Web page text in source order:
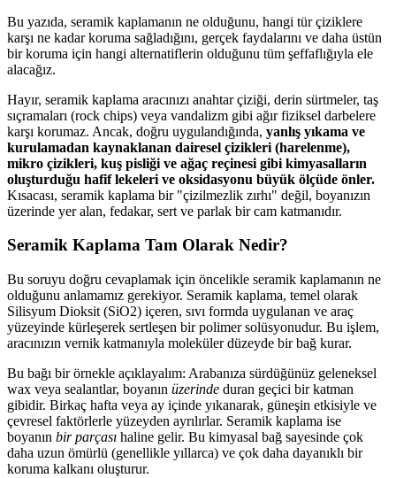
Bu yazıda, seramik kaplamanın ne olduğunu, hangi tür çiziklere
karşı ne kadar koruma sağladığını, gerçek faydalarını ve daha üstün
bir koruma için hangi alternatiflerin olduğunu tüm şeffaflığıyla ele
alacağız.
Hayır, seramik kaplama aracınızı anahtar çiziği, derin sürtmeler, taş
sıçramaları (rock chips) veya vandalizm gibi ağır fiziksel darbelere
karşı korumaz. Ancak, doğru uygulandığında, yanlış yıkama ve
kurulamadan kaynaklanan dairesel çizikleri (harelenme),
mikro çizikleri, kuş pisliği ve ağaç reçinesi gibi kimyasalların
oluşturduğu hafif lekeleri ve oksidasyonu büyük ölçüde önler.
Kısacası, seramik kaplama bir "çizilmezlik zırhı" değil, boyanızın
üzerinde yer alan, fedakar, sert ve parlak bir cam katmanıdır.
Seramik Kaplama Tam Olarak Nedir?
Bu soruyu doğru cevaplamak için öncelikle seramik kaplamanın ne
olduğunu anlamamız gerekiyor. Seramik kaplama, temel olarak
Silisyum Dioksit (SiO2​) içeren, sıvı formda uygulanan ve araç
yüzeyinde kürleşerek sertleşen bir polimer solüsyonudur. Bu işlem,
aracınızın vernik katmanıyla moleküler düzeyde bir bağ kurar.
Bu bağı bir örnekle açıklayalım: Arabanıza sürdüğünüz geleneksel
wax veya sealantlar, boyanın üzerinde duran geçici bir katman
gibidir. Birkaç hafta veya ay içinde yıkanarak, güneşin etkisiyle ve
çevresel faktörlerle yüzeyden ayrılırlar. Seramik kaplama ise
boyanın bir parçası haline gelir. Bu kimyasal bağ sayesinde çok
daha uzun ömürlü (genellikle yıllarca) ve çok daha dayanıklı bir
koruma kalkanı oluşturur.